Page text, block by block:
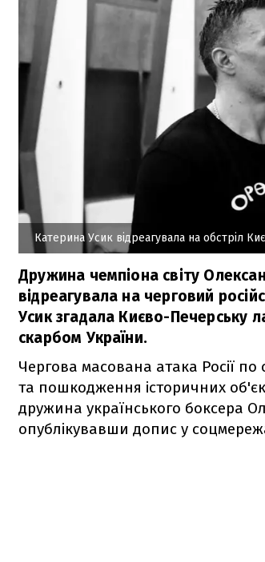
Катерина Усик відреагувала на обстріл
Дружина чемпіона світу
відреагувала на черговий
Усик згадала Києво-Печерську
скарбом України.
Чергова масована атака Росії
та пошкодження історичних
дружина українського боксера
опублікувавши допис у